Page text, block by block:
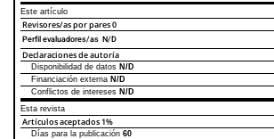
Este artículo
Revisores/as por pares0
Perfil evaluadores/as N/D
Declaraciones de autoría
Declaraciones de autoríaEste artículo
Disponibilidad de datos N/D
Financiación externa N/D
Conflictos de intereses N/D
Esta revista
Artículos aceptados 1%
Días para la publicación 60